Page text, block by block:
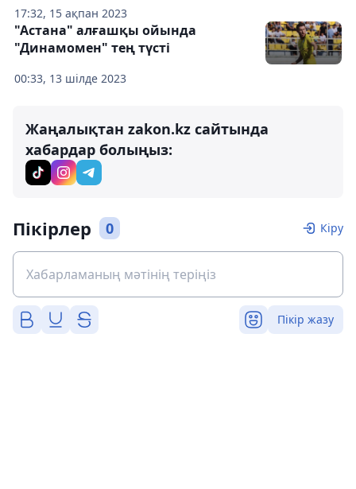
17:32, 15 ақпан 2023
00:33, 13 шілде 2023
"Астана" алғашқы ойында
"Динамомен" тең түсті
Жаңалықтан zakon.kz сайтында
хабардар болыңыз:
Пікірлер 0 Кіру
Пікір жазу